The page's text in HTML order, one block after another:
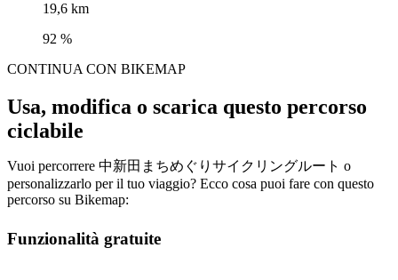
19,6 km
92 %
CONTINUA CON BIKEMAP
Usa, modifica o scarica questo percorso
ciclabile
Vuoi percorrere 中新田まちめぐりサイクリングルート o
personalizzarlo per il tuo viaggio? Ecco cosa puoi fare con questo
percorso su Bikemap:
Funzionalità gratuite